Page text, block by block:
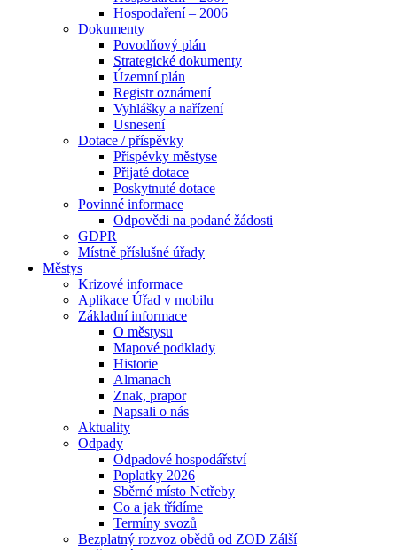
Hospodaření – 2006
Dokumenty
Povodňový plán
Strategické dokumenty
Územní plán
Registr oznámení
Vyhlášky a nařízení
Usnesení
Dotace / příspěvky
Příspěvky městyse
Přijaté dotace
Poskytnuté dotace
Povinné informace
Odpovědi na podané žádosti
GDPR
Místně příslušné úřady
Městys
Krizové informace
Aplikace Úřad v mobilu
Základní informace
O městysu
Mapové podklady
Historie
Almanach
Znak, prapor
Napsali o nás
Aktuality
Odpady
Odpadové hospodářství
Poplatky 2026
Sběrné místo Netřeby
Co a jak třídíme
Termíny svozů
Bezplatný rozvoz obědů od ZOD Zálší